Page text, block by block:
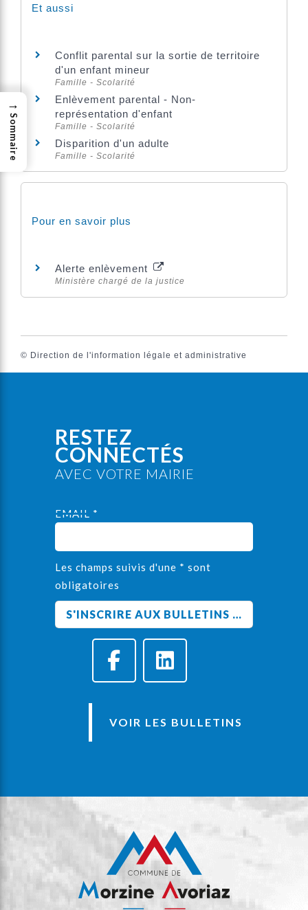
Et aussi
Conflit parental sur la sortie de territoire
d'un enfant mineur
Famille - Scolarité
Enlèvement parental - Non-
représentation d'enfant
Famille - Scolarité
Disparition d'un adulte
Famille - Scolarité
Pour en savoir plus
Alerte enlèvement
Ministère chargé de la justice
© Direction de l'information légale et administrative
RESTEZ
CONNECTÉS
AVEC VOTRE MAIRIE
EMAIL *
Les champs suivis d'une * sont
obligatoires
VOIR LES BULLETINS
→
Sommaire